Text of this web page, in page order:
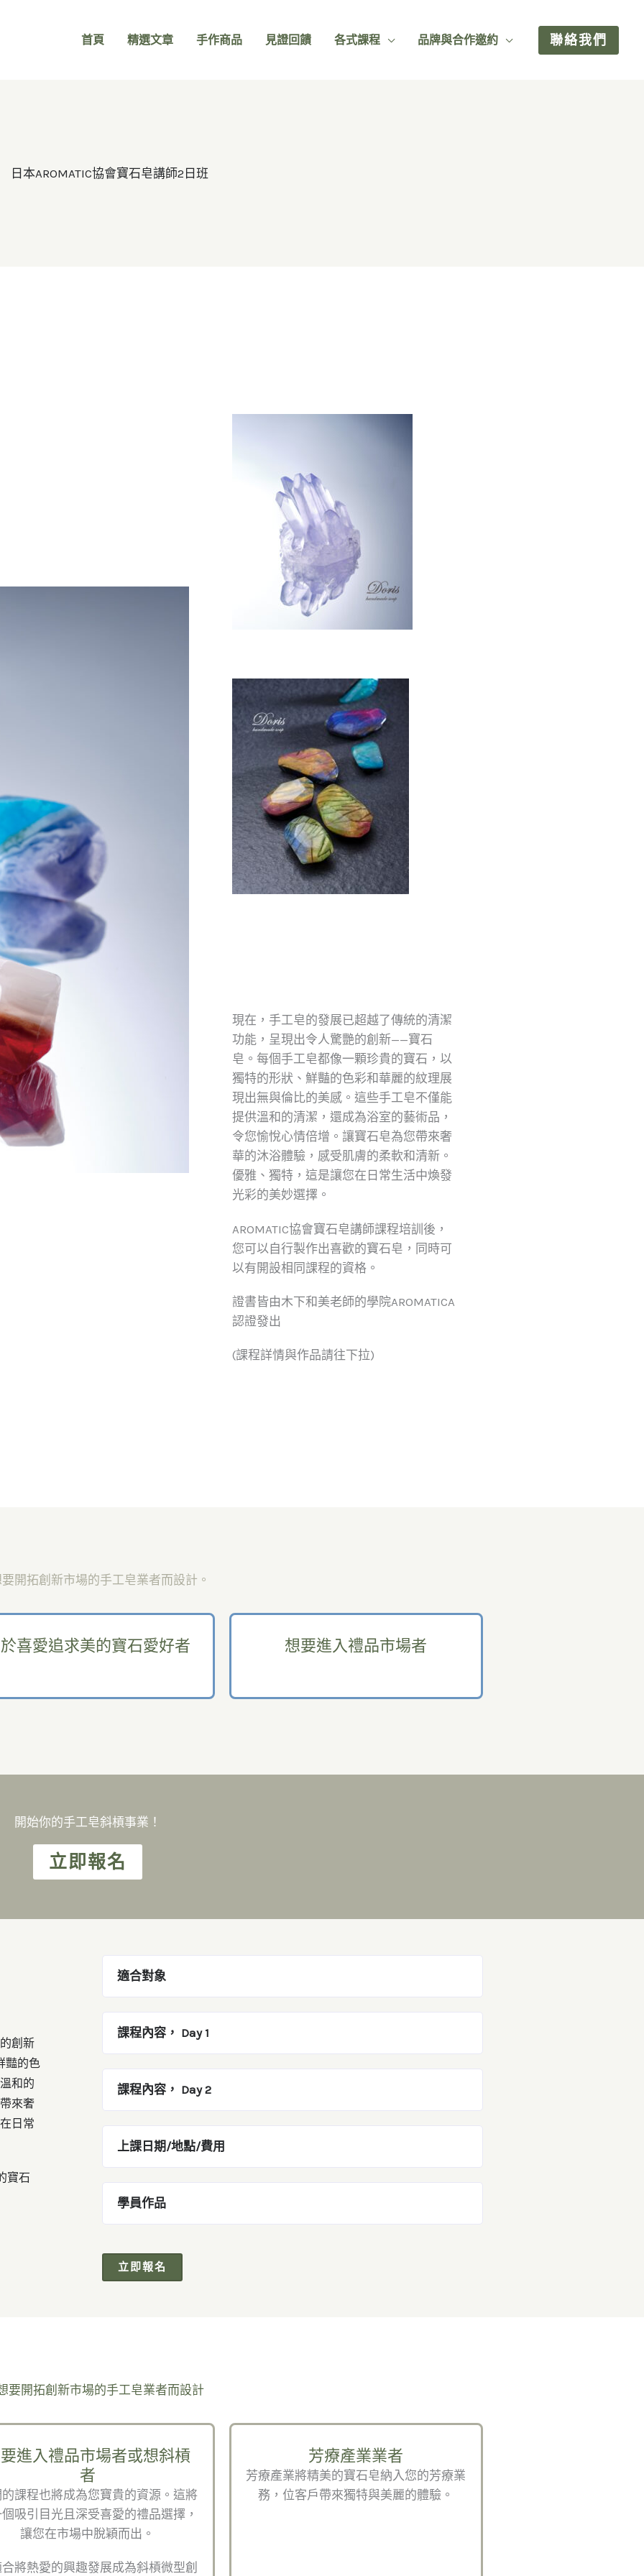
首頁 精選文章 手作商品 見證回饋 各式課程 品牌與合作邀約 聯絡我們
日本AROMATIC協會寶石皂講師2日班
現在，手工皂的發展已超越了傳統的清潔
功能，呈現出令人驚艷的創新——寶石
皂。每個手工皂都像一顆珍貴的寶石，以
獨特的形狀、鮮豔的色彩和華麗的紋理展
現出無與倫比的美感。這些手工皂不僅能
提供溫和的清潔，還成為浴室的藝術品，
令您愉悅心情倍增。讓寶石皂為您帶來奢
華的沐浴體驗，感受肌膚的柔軟和清新。
優雅、獨特，這是讓您在日常生活中煥發
光彩的美妙選擇。
AROMATIC協會寶石皂講師課程培訓後，
您可以自行製作出喜歡的寶石皂，同時可
以有開設相同課程的資格。
證書皆由木下和美老師的學院AROMATICA
認證發出
(課程詳情與作品請往下拉)
開拓創新市場的手工皂業者而設計。
喜愛追求美的寶石愛好者 想要進入禮品市場者
開始你的手工皂斜槓事業！
立即報名
創新
豔的色
和的
來奢
日常
寶石
適合對象
課程內容， Day 1
課程內容， Day 2
上課日期/地點/費用
學員作品
立即報名
要開拓創新市場的手工皂業者而設計
進入禮品市場者或想斜槓
者
課程也將成為您寶貴的資源。這將
吸引目光且深受喜愛的禮品選擇，
讓您在市場中脫穎而出。
將熱愛的興趣發展成為斜槓微型創
芳療產業業者
芳療產業將精美的寶石皂納入您的芳療業
務，位客戶帶來獨特與美麗的體驗。